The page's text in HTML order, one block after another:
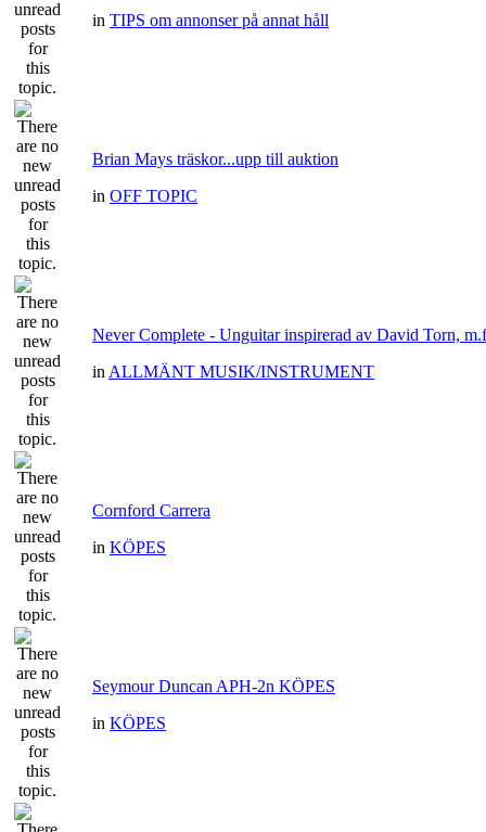
in TIPS om annonser på annat håll
Brian Mays träskor...upp till auktion
in OFF TOPIC
Never Complete - Unguitar inspirerad av David Torn,
in ALLMÄNT MUSIK/INSTRUMENT
Cornford Carrera
in KÖPES
Seymour Duncan APH-2n KÖPES
in KÖPES